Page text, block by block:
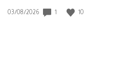
Date
03/08/2026 1 10